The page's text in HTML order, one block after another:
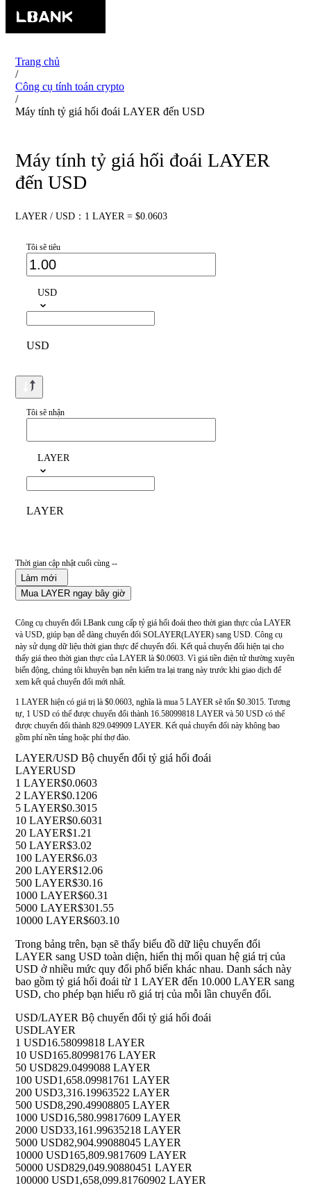
Trang chủ
/
Công cụ tính toán crypto
/
Máy tính tỷ giá hối đoái LAYER đến USD
Máy tính tỷ giá hối đoái LAYER
đến USD
LAYER / USD：1 LAYER = $0.0603
Tôi sẽ tiêu
USD
USD
Tôi sẽ nhận
LAYER
LAYER
Thời gian cập nhật cuối cùng --
Làm mới
Mua LAYER ngay bây giờ
Công cụ chuyển đổi LBank cung cấp tỷ giá hối đoái theo thời gian thực của LAYER
và USD, giúp bạn dễ dàng chuyển đổi SOLAYER(LAYER) sang USD. Công cụ
này sử dụng dữ liệu thời gian thực để chuyển đổi. Kết quả chuyển đổi hiện tại cho
thấy giá theo thời gian thực của LAYER là $0.0603. Vì giá tiền điện tử thường xuyên
biến động, chúng tôi khuyên bạn nên kiểm tra lại trang này trước khi giao dịch để
xem kết quả chuyển đổi mới nhất.
1 LAYER hiện có giá trị là $0.0603, nghĩa là mua 5 LAYER sẽ tốn $0.3015. Tương
tự, 1 USD có thể được chuyển đổi thành 16.58099818 LAYER và 50 USD có thể
được chuyển đổi thành 829.049909 LAYER. Kết quả chuyển đổi này không bao
gồm phí nền tảng hoặc phí thợ đào.
LAYER/USD Bộ chuyển đổi tỷ giá hối đoái
LAYERUSD
1 LAYER$0.0603
2 LAYER$0.1206
5 LAYER$0.3015
10 LAYER$0.6031
20 LAYER$1.21
50 LAYER$3.02
100 LAYER$6.03
200 LAYER$12.06
500 LAYER$30.16
1000 LAYER$60.31
5000 LAYER$301.55
10000 LAYER$603.10
Trong bảng trên, bạn sẽ thấy biểu đồ dữ liệu chuyển đổi
LAYER sang USD toàn diện, hiển thị mối quan hệ giá trị của
USD ở nhiều mức quy đổi phổ biến khác nhau. Danh sách này
bao gồm tỷ giá hối đoái từ 1 LAYER đến 10.000 LAYER sang
USD, cho phép bạn hiểu rõ giá trị của mỗi lần chuyển đổi.
USD/LAYER Bộ chuyển đổi tỷ giá hối đoái
USDLAYER
1 USD16.58099818 LAYER
10 USD165.80998176 LAYER
50 USD829.0499088 LAYER
100 USD1,658.09981761 LAYER
200 USD3,316.19963522 LAYER
500 USD8,290.49908805 LAYER
1000 USD16,580.99817609 LAYER
2000 USD33,161.99635218 LAYER
5000 USD82,904.99088045 LAYER
10000 USD165,809.9817609 LAYER
50000 USD829,049.90880451 LAYER
100000 USD1,658,099.81760902 LAYER